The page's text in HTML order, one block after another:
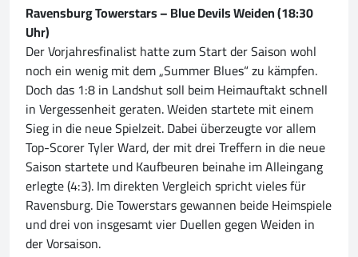
Ravensburg Towerstars – Blue Devils Weiden (18:30
Uhr)
Der Vorjahresfinalist hatte zum Start der Saison wohl
noch ein wenig mit dem „Summer Blues“ zu kämpfen.
Doch das 1:8 in Landshut soll beim Heimauftakt schnell
in Vergessenheit geraten. Weiden startete mit einem
Sieg in die neue Spielzeit. Dabei überzeugte vor allem
Top-Scorer Tyler Ward, der mit drei Treffern in die neue
Saison startete und Kaufbeuren beinahe im Alleingang
erlegte (4:3). Im direkten Vergleich spricht vieles für
Ravensburg. Die Towerstars gewannen beide Heimspiele
und drei von insgesamt vier Duellen gegen Weiden in
der Vorsaison.